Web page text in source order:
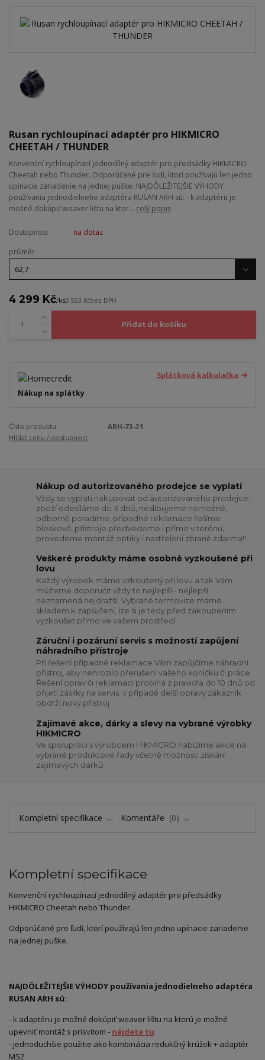
Rusan rychloupínací adaptér pro HIKMICRO
CHEETAH / THUNDER
Konvenční rychloupínací jednodílný adaptér pro předsádky HIKMICRO
Cheetah nebo Thunder. Odporúčané pre ľudí, ktorí používajú len jedno
upínacie zariadenie na jednej puške. NAJDÔLEŽITEJŠIE VÝHODY
používania jednodielneho adaptéra RUSAN ARH sú: - k adaptéru je
možné dokúpiť weaver lištu na ktor... celý popis
Dostupnost
na dotaz
průměr
4 299 Kč/ks3 553 Kčbez DPH
Přidat do košíku
Splátková kalkulačka
Nákup na splátky
Číslo produktu:
ARH-73-31
Hlídat cenu / dostupnost
Nákup od autorizovaného prodejce se vyplatí
Vždy se vyplatí nakupovat od autorizovaného prodejce,
zboží odesíláme do 3 dnů, neslibujeme nemožné,
odborně poradíme, případné reklamace řešíme
bleskově, přístroje předvedeme i přímo v terénu,
provedeme montáž optiky i nastřelení zbraně zdarma!!
Veškeré produkty máme osobně vyzkoušené při
lovu
Každý výrobek máme vzkoušený při lovu a tak Vám
můžeme doporučit vždy to nejlepší - nejlepší
neznamená nejdražší. Vybrané termovize máme
skladem k zapůjčení, lze si je tedy před zakoupením
vyzkoušet přímo ve vašem prostředí.
Záruční i pozáruní servis s možností zapůjení
náhradního přístroje
Při řešení případné reklamace Vám zapůjčíme náhradní
přístroj, aby nehrozilo přerušení vašeho koníčku či práce.
Řešení oprav či reklamací probíhá z pravidla do 10 dnů od
přijetí zásilky na servis, v případě delší opravy zákazník
obdrží nový přístroj
Zajímavé akce, dárky a slevy na vybrané výrobky
HIKMICRO
Ve spolupráci s výrobcem HIKMICRO nabízíme akce na
vybrané produktové řady včetně možnosti získání
zajímavých dárků
Kompletní specifikace Komentáře 0
Kompletní specifikace
Konvenční rychloupínací jednodílný adaptér pro předsádky
HIKMICRO Cheetah nebo Thunder.
Odporúčané pre ľudí, ktorí používajú len jedno upínacie zariadenie
na jednej puške.
NAJDÔLEŽITEJŠIE VÝHODY používania jednodielneho adaptéra
RUSAN ARH sú:
- k adaptéru je možné dokúpiť weaver lištu na ktorú je možné
upevniť montáž s prísvitom - nájdete tu
- jednoduchšie použitie ako kombinácia redukčný krúžok + adaptér
M52